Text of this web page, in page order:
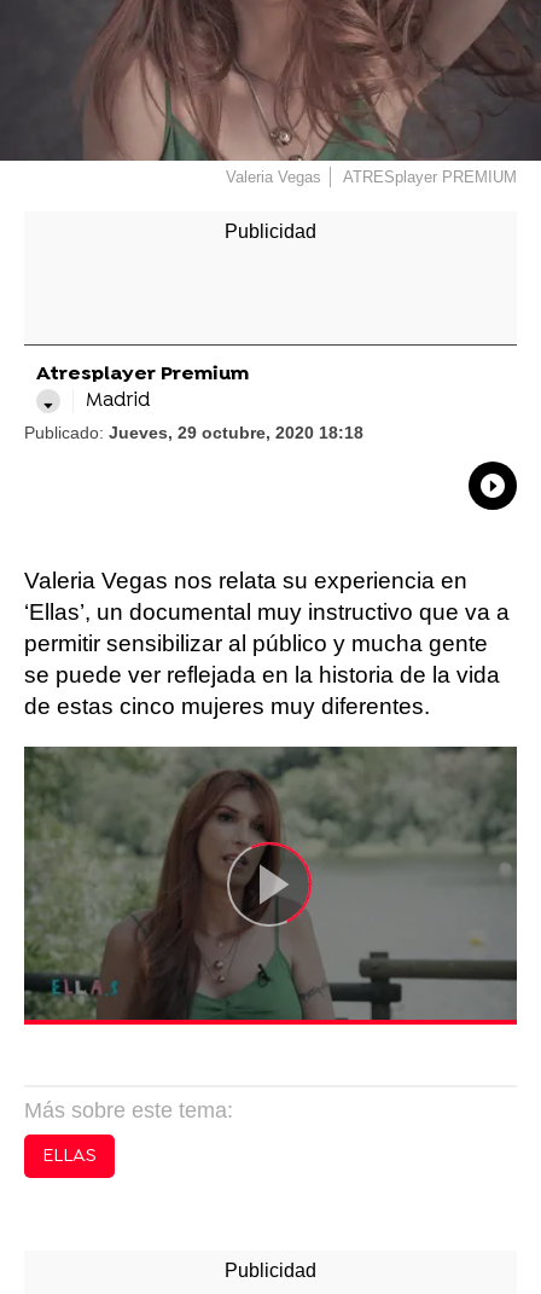
Valeria Vegas ATRESplayer PREMIUM
Atresplayer Premium
Madrid
Publicado: Jueves, 29 octubre, 2020 18:18
Valeria Vegas nos relata su experiencia en
‘Ellas’, un documental muy instructivo que va a
permitir sensibilizar al público y mucha gente
se puede ver reflejada en la historia de la vida
de estas cinco mujeres muy diferentes.
Más sobre este tema:
ELLAS